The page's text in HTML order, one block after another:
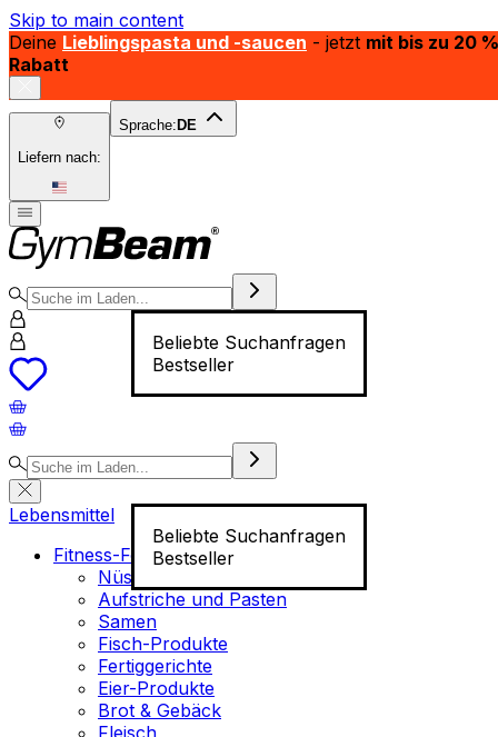
Skip to main content
Deine Lieblingspasta und -saucen - jetzt mit bis zu 20 %
Rabatt
Liefern nach:
Sprache: DE
Beliebte Suchanfragen
Bestseller
Beliebte Suchanfragen
Bestseller
Lebensmittel
Fitness-Food
Nüsse
Aufstriche und Pasten
Samen
Fisch-Produkte
Fertiggerichte
Eier-Produkte
Brot & Gebäck
Fleisch